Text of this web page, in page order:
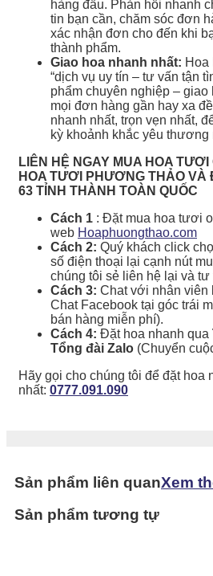
hàng đầu. Phản hồi nhanh
tin bạn cần, chăm sóc đơn
xác nhận đơn cho đến khi
thành phẩm.
Giao hoa nhanh nhất:
“dịch vụ uy tín – tư vấn tận
phẩm chuyên nghiệp – giao
mọi đơn hàng gần hay xa
nhanh nhất, trọn vẹn nhất,
kỳ khoảnh khắc yêu thương
LIÊN HỆ NGAY MUA HOA
HOA TƯƠI PHƯƠNG THẢO VÀ
63 TỈNH THÀNH TOÀN QUỐC
Cách 1 : Đặt mua hoa tươi
web Hoaphuongthao.com
Cách 2: Quý khách click
số điện thoại lại cạnh nút
chúng tôi sẻ liên hệ lại và tư
Cách 3: Chat với nhân viên
Chat Facebook tại góc trái
bán hàng miễn phí).
Cách 4: Đặt hoa nhanh qua
Tổng đài Zalo (Chuyển
Hãy gọi cho chúng tôi để đặt hoa
nhất: 0777.091.090
Sản phẩm liên quanXem
Sản phẩm tương tự